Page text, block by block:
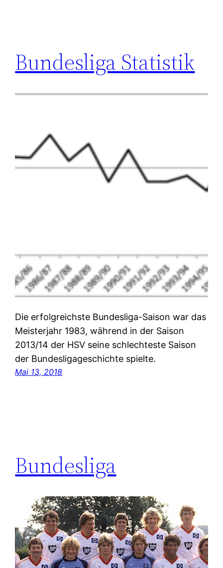
Bundesliga Statistik
Die erfolgreichste Bundesliga-Saison war das
Meisterjahr 1983, während in der Saison
2013/14 der HSV seine schlechteste Saison
der Bundesligageschichte spielte.
Mai 13, 2018
Bundesliga